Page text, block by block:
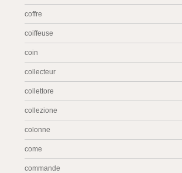
coffre
coiffeuse
coin
collecteur
collettore
collezione
colonne
come
commande